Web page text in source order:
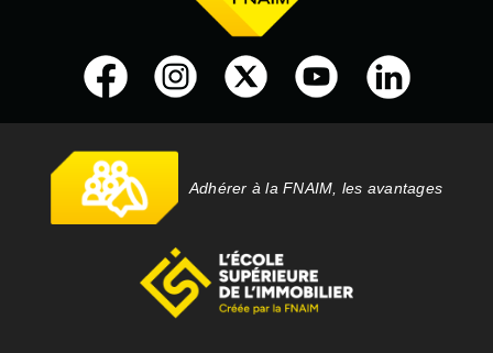
Adhérer à la FNAIM, les avantages